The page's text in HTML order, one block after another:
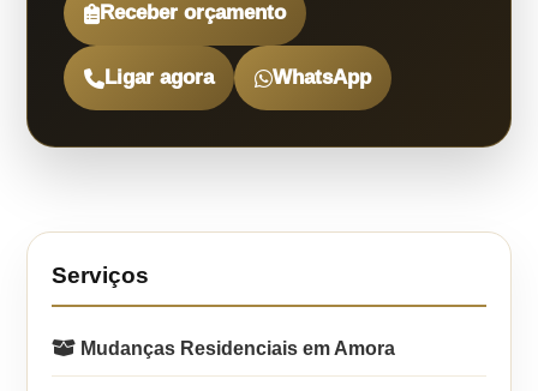
Receber orçamento
Ligar agora WhatsApp
Serviços
Mudanças Residenciais em Amora